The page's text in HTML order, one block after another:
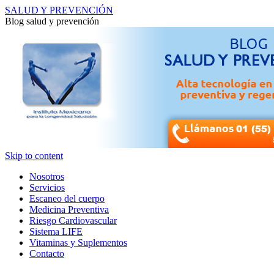
SALUD Y PREVENCIÓN
Blog salud y prevención
Skip to content
Nosotros
Servicios
Escaneo del cuerpo
Medicina Preventiva
Riesgo Cardiovascular
Sistema LIFE
Vitaminas y Suplementos
Contacto